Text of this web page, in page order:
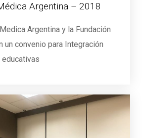
Argentina – 2018
Argentina y la Fundación
un convenio para Integración